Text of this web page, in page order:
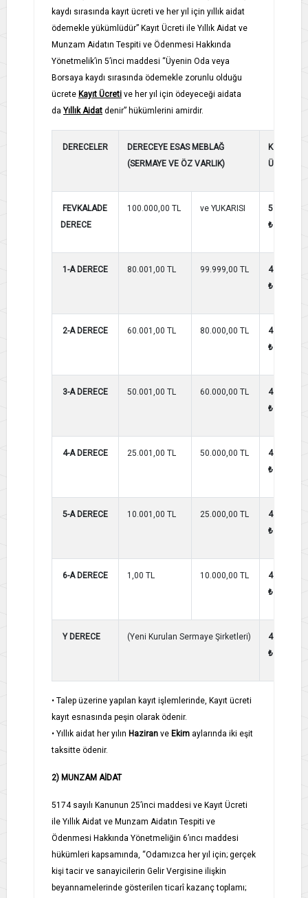
kaydı sırasında kayıt ücreti ve her yıl için yıllık aidat
ödemekle yükümlüdür” Kayıt Ücreti ile Yıllık Aidat ve
Munzam Aidatın Tespiti ve Ödenmesi Hakkında
Yönetmelik’in 5’inci maddesi “Üyenin Oda veya
Borsaya kaydı sırasında ödemekle zorunlu olduğu
ücrete Kayıt Ücreti ve her yıl için ödeyeceği aidata
da Yıllık Aidat denir” hükümlerini amirdir.
DERECELER
DERECEYE ESAS MEBLAĞ
(SERMAYE VE ÖZ VARLIK)
KAYIT
ÜCRETİ
FEVKALADE
DERECE
100.000,00 TL ve YUKARISI
5.500,00
₺
1-A DERECE 80.001,00 TL 99.999,00 TL
4.850,00
₺
2-A DERECE 60.001,00 TL 80.000,00 TL
4.650,00
₺
3-A DERECE 50.001,00 TL 60.000,00 TL
4.500,00
₺
4-A DERECE 25.001,00 TL 50.000,00 TL
4.300,00
₺
5-A DERECE 10.001,00 TL 25.000,00 TL
4.250,00
₺
6-A DERECE 1,00 TL 10.000,00 TL
4.000,00
₺
Y DERECE (Yeni Kurulan Sermaye Şirketleri)
4.000,00
₺
• Talep üzerine yapılan kayıt işlemlerinde, Kayıt ücreti
kayıt esnasında peşin olarak ödenir.
• Yıllık aidat her yılın Haziran ve Ekim aylarında iki eşit
taksitte ödenir.
2) MUNZAM AİDAT
5174 sayılı Kanunun 25’inci maddesi ve Kayıt Ücreti
ile Yıllık Aidat ve Munzam Aidatın Tespiti ve
Ödenmesi Hakkında Yönetmeliğin 6’ıncı maddesi
hükümleri kapsamında, “Odamızca her yıl için; gerçek
kişi tacir ve sanayicilerin Gelir Vergisine ilişkin
beyannamelerinde gösterilen ticarî kazanç toplamı;